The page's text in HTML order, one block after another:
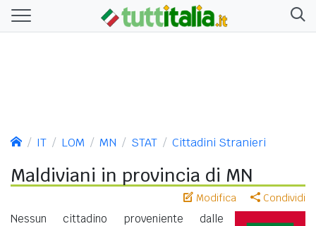
IT LOM MN STAT Cittadini Stranieri
Maldiviani in provincia di MN
Modifica Condividi
Nessun cittadino proveniente dalle